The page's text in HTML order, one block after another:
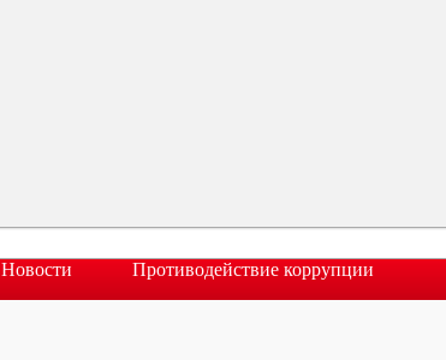
Новости Противодействие коррупции